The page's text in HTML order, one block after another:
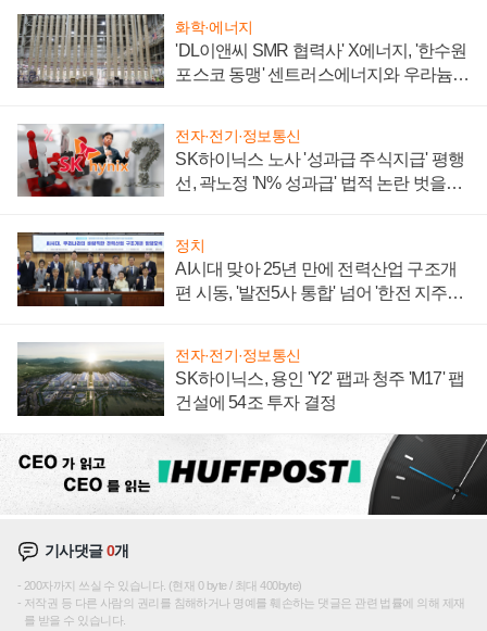
화학·에너지
'DL이앤씨 SMR 협력사' X에너지, '한수원
포스코 동맹' 센트러스에너지와 우라늄
전자·전기·정보통신
SK하이닉스 노사 '성과급 주식지급' 평행
선, 곽노정 'N% 성과급' 법적 논란 벗을지
정치
AI시대 맞아 25년 만에 전력산업 구조개
편 시동, '발전5사 통합' 넘어 '한전 지주사'
전자·전기·정보통신
SK하이닉스, 용인 'Y2' 팹과 청주 'M17' 팹
건설에 54조 투자 결정
기사댓글0개
200자까지 쓰실 수 있습니다. (현재 0 byte / 최대 400byte)
저작권 등 다른 사람의 권리를 침해하거나 명예를 훼손하는 댓글은 관련 법률에 의해 제재
를 받을 수 있습니다.